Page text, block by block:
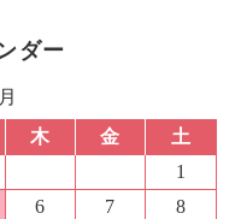
ダー
木 金
土
1
6 7
8